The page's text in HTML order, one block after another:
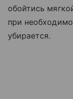
обойтись
при
убирается.